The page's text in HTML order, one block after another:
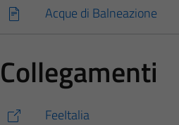
Acque di Balneazione
Collegamenti
FeeItalia